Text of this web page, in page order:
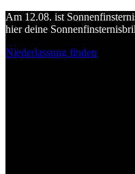
Am 12.08. ist
hier deine
Niederlassung finden